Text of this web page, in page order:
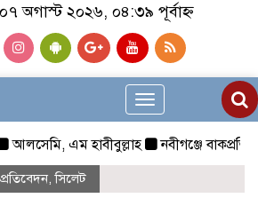
অগাস্ট ২০২৬, ০৪:৩৯ পূর্বাহ্ন
Toggle
navigation
এম হাবীবুল্লাহ নবীগঞ্জে বাকপ্রতিবন্ধী
,সিলেট